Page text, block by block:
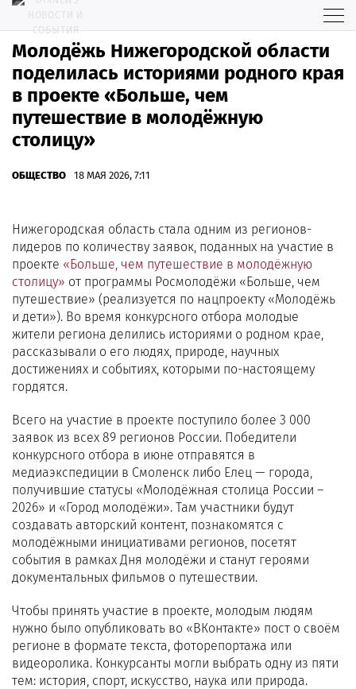
Молодёжь Нижегородской области
поделилась историями родного края
в проекте «Больше, чем
путешествие в молодёжную
столицу»
ОБЩЕСТВО 18 МАЯ 2026, 7:11
Нижегородская область стала одним из регионов-
лидеров по количеству заявок, поданных на участие в
проекте «Больше, чем путешествие в молодёжную
столицу» от программы Росмолодёжи «Больше, чем
путешествие» (реализуется по нацпроекту «Молодёжь
и дети»). Во время конкурсного отбора молодые
жители региона делились историями о родном крае,
рассказывали о его людях, природе, научных
достижениях и событиях, которыми по-настоящему
гордятся.
Всего на участие в проекте поступило более 3 000
заявок из всех 89 регионов России. Победители
конкурсного отбора в июне отправятся в
медиаэкспедиции в Смоленск либо Елец — города,
получившие статусы «Молодёжная столица России –
2026» и «Город молодёжи». Там участники будут
создавать авторский контент, познакомятся с
молодёжными инициативами регионов, посетят
события в рамках Дня молодёжи и станут героями
документальных фильмов о путешествии.
Чтобы принять участие в проекте, молодым людям
нужно было опубликовать во «ВКонтакте» пост о своём
регионе в формате текста, фоторепортажа или
видеоролика. Конкурсанты могли выбрать одну из пяти
тем: история, спорт, искусство, наука или природа.